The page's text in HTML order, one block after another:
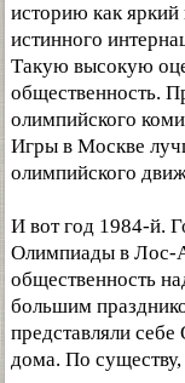
историю как
истинного
Такую высокую
общественность.
олимпийского
Игры в Москве
олимпийского
И вот год 1984-й.
Олимпиады в Лос-
общественность
большим
представляли
дома. По